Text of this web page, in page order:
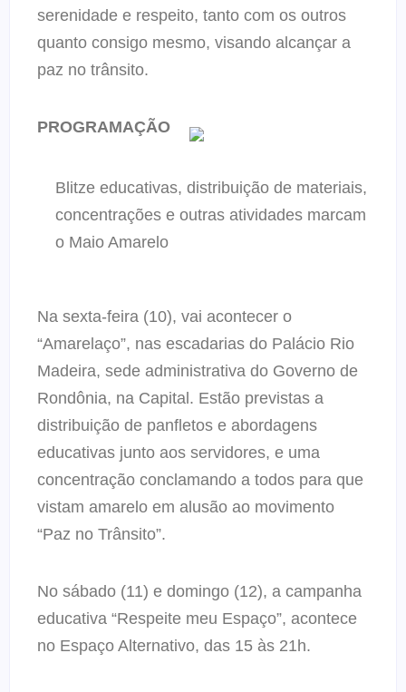
serenidade e respeito, tanto com os outros
quanto consigo mesmo, visando alcançar a
paz no trânsito.
PROGRAMAÇÃO
Blitze educativas, distribuição de materiais,
concentrações e outras atividades marcam
o Maio Amarelo
Na sexta-feira (10), vai acontecer o
“Amarelaço”, nas escadarias do Palácio Rio
Madeira, sede administrativa do Governo de
Rondônia, na Capital. Estão previstas a
distribuição de panfletos e abordagens
educativas junto aos servidores, e uma
concentração conclamando a todos para que
vistam amarelo em alusão ao movimento
“Paz no Trânsito”.
No sábado (11) e domingo (12), a campanha
educativa “Respeite meu Espaço”, acontece
no Espaço Alternativo, das 15 às 21h.